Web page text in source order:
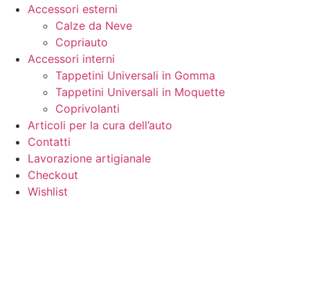
Accessori esterni
Calze da Neve
Copriauto
Accessori interni
Tappetini Universali in Gomma
Tappetini Universali in Moquette
Coprivolanti
Articoli per la cura dell’auto
Contatti
Lavorazione artigianale
Checkout
Wishlist